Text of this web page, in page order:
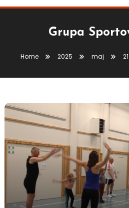
Grupa
Home 2025 maj 21